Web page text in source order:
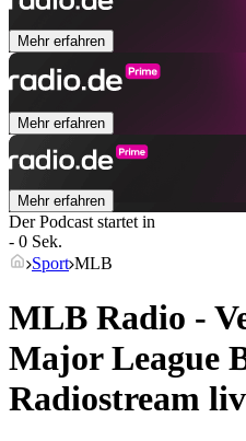
Mehr erfahren
Mehr erfahren
Mehr erfahren
Der Podcast startet in
- 0 Sek.
Sport MLB
MLB Radio -
Major League
Radiostream